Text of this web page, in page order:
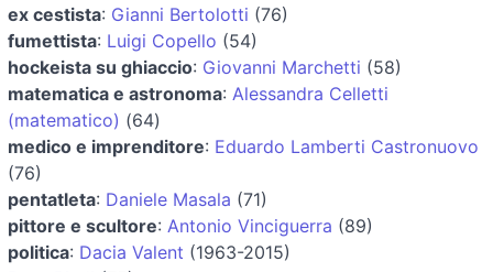
ex cestista: Gianni Bertolotti (76)
fumettista: Luigi Copello (54)
hockeista su ghiaccio: Giovanni Marchetti (58)
matematica e astronoma: Alessandra Celletti
(matematico) (64)
medico e imprenditore: Eduardo Lamberti Castronuovo
(76)
pentatleta: Daniele Masala (71)
pittore e scultore: Antonio Vinciguerra (89)
politica: Dacia Valent (1963-2015)